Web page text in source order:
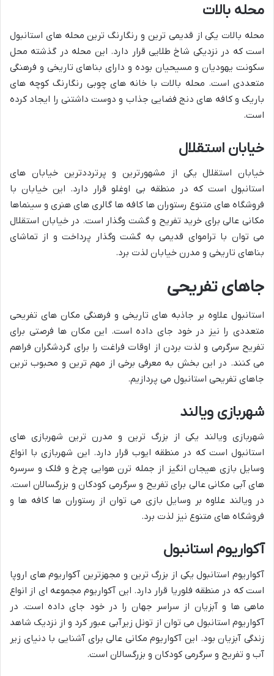
محله بالات
محله بالات یکی از قدیمی ترین و رنگارنگ ترین محله های استانبول
است که در نزدیکی شاخ طلایی قرار دارد. این محله در گذشته محل
سکونت یهودیان و مسیحیان بوده و دارای بناهای تاریخی و فرهنگی
متعددی است. محله بالات با خانه های چوبی رنگارنگ کوچه های
باریک و کافه های دنج فضایی جذاب و دوست داشتنی را ایجاد کرده
است.
خیابان استقلال
خیابان استقلال یکی از مشهورترین و پرترددترین خیابان های
استانبول است که در منطقه بی اوغلو قرار دارد. این خیابان با
فروشگاه های متنوع رستوران ها کافه ها گالری های هنری و سینماها
مکانی عالی برای خرید تفریح و گشت وگذار است. در خیابان استقلال
می توان با تراموای قدیمی به گشت وگذار پرداخت و از تماشای
بناهای تاریخی و مدرن خیابان لذت برد.
جاهای تفریحی
استانبول علاوه بر جاذبه های تاریخی و فرهنگی مکان های تفریحی
متعددی را نیز در خود جای داده است. این مکان ها فرصتی برای
تفریح سرگرمی و لذت بردن از اوقات فراغت را برای گردشگران فراهم
می کنند. در این بخش به معرفی برخی از مهم ترین و محبوب ترین
جاهای تفریحی استانبول می پردازیم.
شهربازی ویالند
شهربازی ویالند یکی از بزرگ ترین و مدرن ترین شهربازی های
استانبول است که در منطقه ایوب قرار دارد. این شهربازی با انواع
وسایل بازی هیجان انگیز از جمله ترن هوایی چرخ و فلک و سرسره
های آبی مکانی عالی برای تفریح و سرگرمی کودکان و بزرگسالان است.
در ویالند علاوه بر وسایل بازی می توان از رستوران ها کافه ها و
فروشگاه های متنوع نیز لذت برد.
آکواریوم استانبول
آکواریوم استانبول یکی از بزرگ ترین و مجهزترین آکواریوم های اروپا
است که در منطقه فلوریا قرار دارد. این آکواریوم مجموعه ای از انواع
ماهی ها و آبزیان از سراسر جهان را در خود جای داده است. در
آکواریوم استانبول می توان از تونل زیرآبی عبور کرد و از نزدیک شاهد
زندگی آبزیان بود. این آکواریوم مکانی عالی برای آشنایی با دنیای زیر
آب و تفریح و سرگرمی کودکان و بزرگسالان است.